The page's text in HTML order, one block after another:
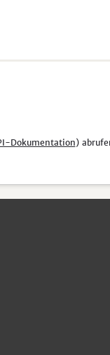
Dokumentation)